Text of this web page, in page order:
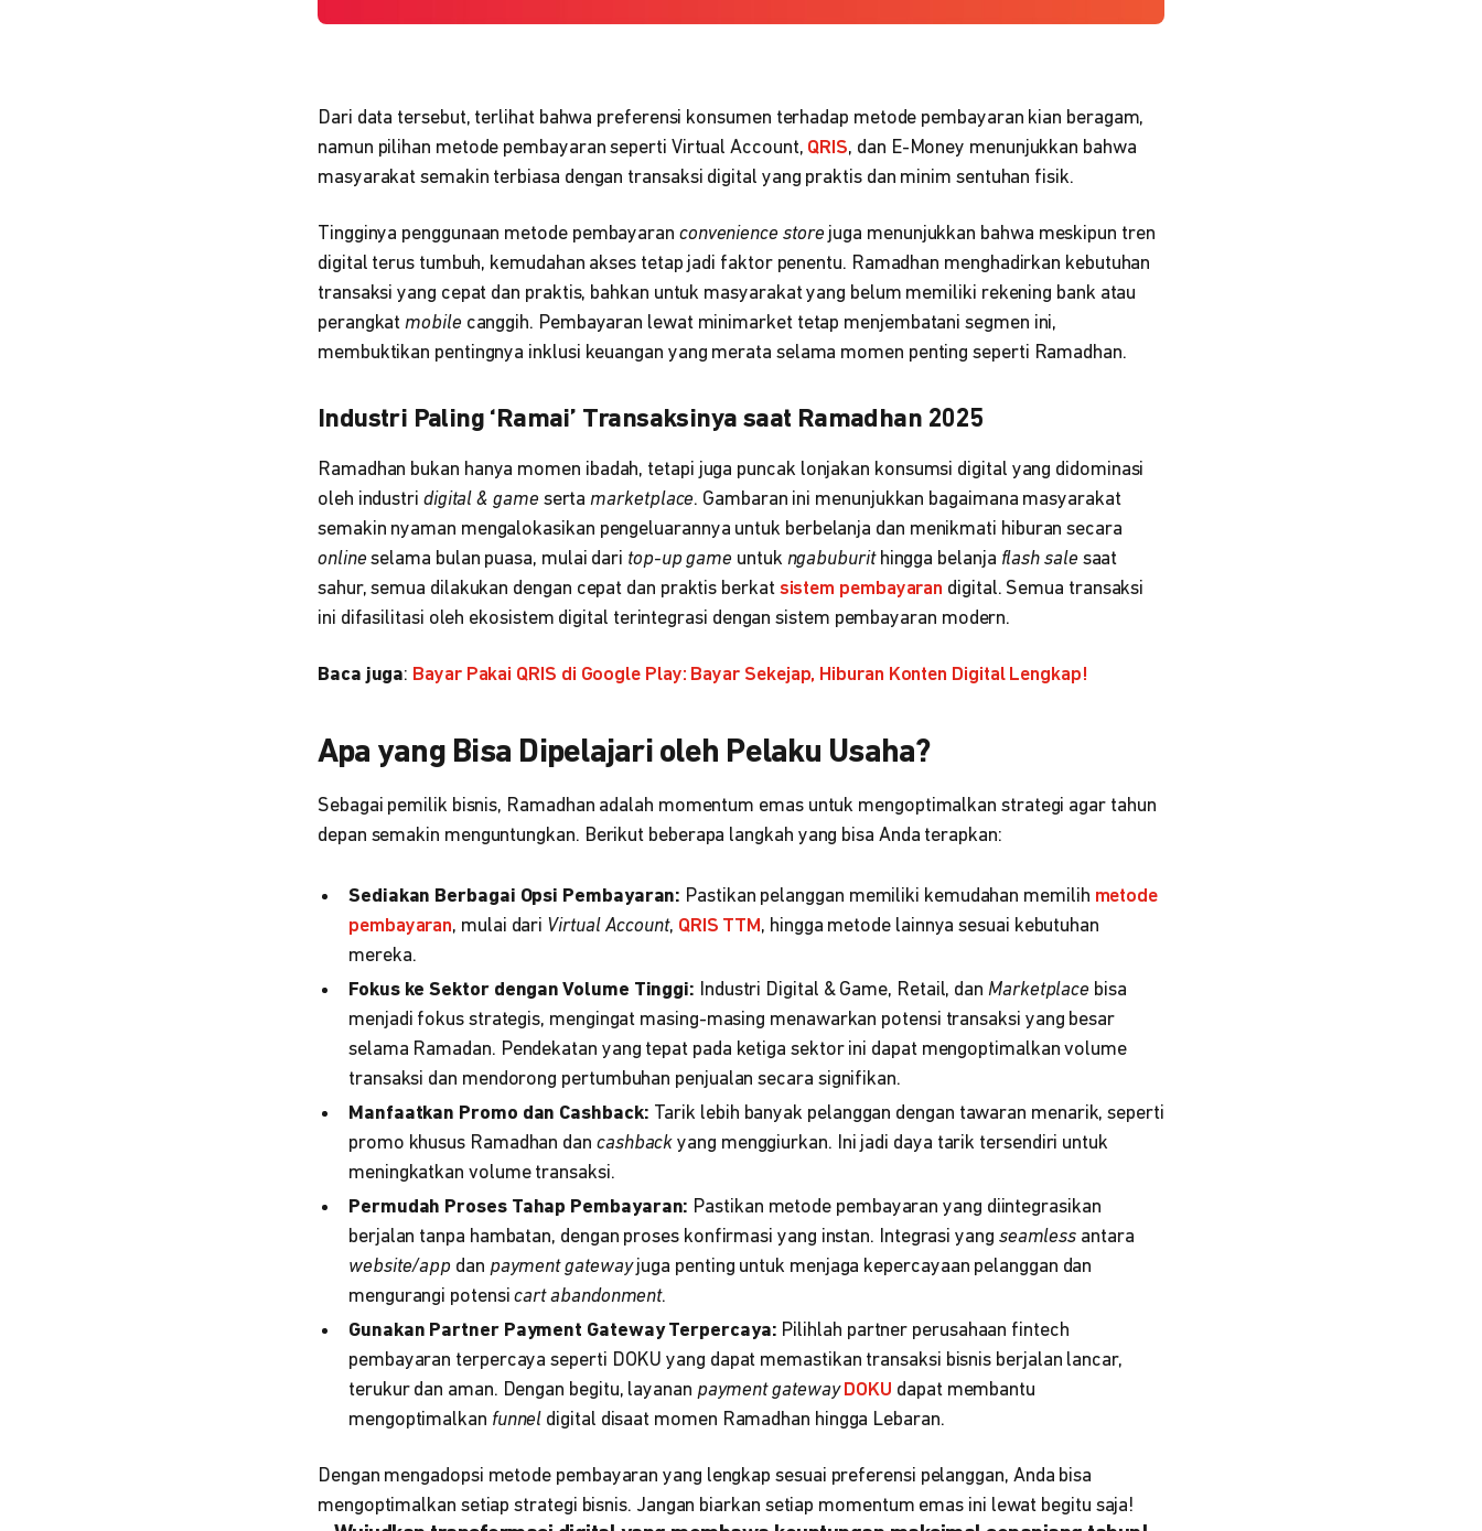
Dari data tersebut, terlihat bahwa preferensi konsumen terhadap metode pembayaran kian beragam,
namun pilihan metode pembayaran seperti Virtual Account, QRIS, dan E-Money menunjukkan bahwa
masyarakat semakin terbiasa dengan transaksi digital yang praktis dan minim sentuhan fisik.
Tingginya penggunaan metode pembayaran convenience store juga menunjukkan bahwa meskipun tren
digital terus tumbuh, kemudahan akses tetap jadi faktor penentu. Ramadhan menghadirkan kebutuhan
transaksi yang cepat dan praktis, bahkan untuk masyarakat yang belum memiliki rekening bank atau
perangkatmobile canggih. Pembayaran lewat minimarket tetap menjembatani segmen ini,
membuktikan pentingnya inklusi keuangan yang merata selama momen penting seperti Ramadhan.
Industri Paling ‘Ramai’ Transaksinya saat Ramadhan 2025
Ramadhan bukan hanya momen ibadah, tetapi juga puncak lonjakan konsumsi digital yang didominasi
oleh industri digital & game sertamarketplace. Gambaran ini menunjukkan bagaimana masyarakat
semakin nyaman mengalokasikan pengeluarannya untuk berbelanja dan menikmati hiburan secara
online selama bulan puasa, mulai dari top-up game untuk ngabuburithingga belanja flash sale saat
sahur, semua dilakukan dengan cepat dan praktis berkat sistem pembayaran digital. Semua transaksi
ini difasilitasi oleh ekosistem digital terintegrasi dengan sistem pembayaran modern.
Baca juga: Bayar Pakai QRIS di Google Play: Bayar Sekejap, Hiburan Konten Digital Lengkap!
Apa yang Bisa Dipelajari oleh Pelaku Usaha?
Sebagai pemilik bisnis, Ramadhan adalah momentum emas untuk mengoptimalkan strategi agar tahun
depan semakin menguntungkan. Berikut beberapa langkah yang bisa Anda terapkan:
Sediakan Berbagai Opsi Pembayaran: Pastikan pelanggan memiliki kemudahan memilih metode
pembayaran, mulai dari Virtual Account, QRIS TTM, hingga metode lainnya sesuai kebutuhan
mereka.
Fokus ke Sektor dengan Volume Tinggi: Industri Digital & Game, Retail, danMarketplace bisa
menjadi fokus strategis, mengingat masing-masing menawarkan potensi transaksi yang besar
selama Ramadan. Pendekatan yang tepat pada ketiga sektor ini dapat mengoptimalkan volume
transaksi dan mendorong pertumbuhan penjualan secara signifikan.
Manfaatkan Promo dan Cashback: Tarik lebih banyak pelanggan dengan tawaran menarik, seperti
promo khusus Ramadhan dan cashback yang menggiurkan. Ini jadi daya tarik tersendiri untuk
meningkatkan volume transaksi.
Permudah Proses Tahap Pembayaran: Pastikan metode pembayaran yang diintegrasikan
berjalan tanpa hambatan, dengan proses konfirmasi yang instan. Integrasi yang seamless antara
website/app dan payment gatewayjuga penting untuk menjaga kepercayaan pelanggan dan
mengurangi potensicart abandonment.
Gunakan Partner Payment Gateway Terpercaya: Pilihlah partner perusahaan fintech
pembayaran terpercaya seperti DOKU yang dapat memastikan transaksi bisnis berjalan lancar,
terukur dan aman. Dengan begitu, layanan payment gatewayDOKU dapat membantu
mengoptimalkan funnel digital disaat momen Ramadhan hingga Lebaran.
Dengan mengadopsi metode pembayaran yang lengkap sesuai preferensi pelanggan, Anda bisa
mengoptimalkan setiap strategi bisnis. Jangan biarkan setiap momentum emas ini lewat begitu saja!